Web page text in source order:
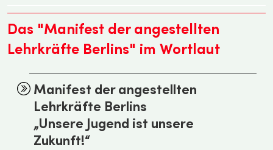
Das "Manifest der angestellten
Lehrkräfte Berlins" im Wortlaut
Manifest der angestellten
Lehrkräfte Berlins
„Unsere Jugend ist unsere
Zukunft!“